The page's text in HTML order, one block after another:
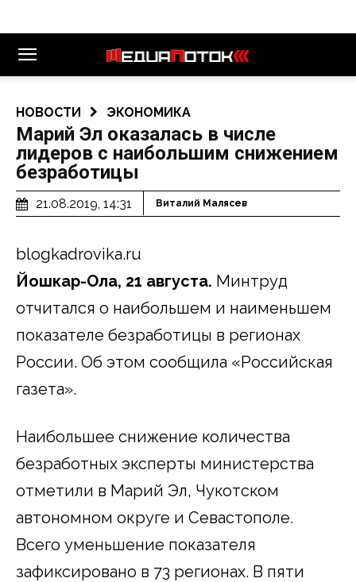
НОВОСТИ ЭКОНОМИКА
Марий Эл оказалась в числе
лидеров с наибольшим снижением
безработицы
21.08.2019, 14:31 Виталий Малясев
blogkadrovika.ru
Йошкар-Ола, 21 августа. Минтруд
отчитался о наибольшем и наименьшем
показателе безработицы в регионах
России. Об этом сообщила «Российская
газета».
Наибольшее снижение количества
безработных эксперты министерства
отметили в Марий Эл, Чукотском
автономном округе и Севастополе.
Всего уменьшение показателя
зафиксировано в 73 регионах. В пяти